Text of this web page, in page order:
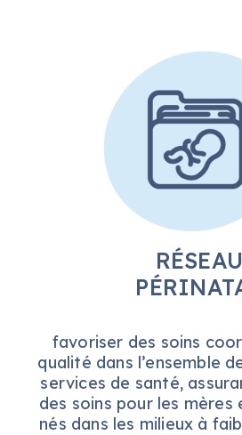
RÉSEAU
favoriser des soins
qualité dans l’ensemble
services de santé,
des soins pour les mères
nés dans les milieux à